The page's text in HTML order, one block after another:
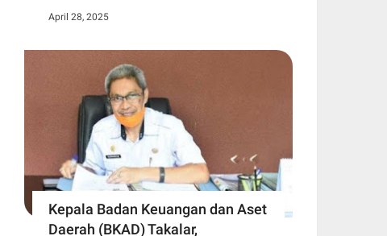
April 28, 2025
Kepala Badan Keuangan dan Aset
Daerah (BKAD) Takalar,